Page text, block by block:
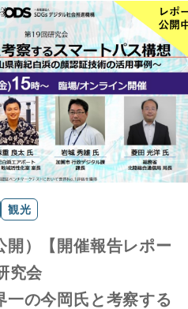
観光
開）【開催報告レポー
究会
一の今岡氏と考察する